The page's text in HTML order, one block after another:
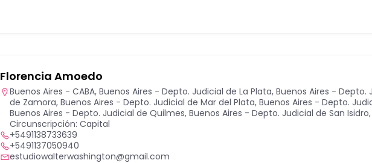
Florencia Amoedo
Buenos Aires - CABA, Buenos Aires - Depto. Judicial de La Plata, Buenos Aires - Depto.
de Zamora, Buenos Aires - Depto. Judicial de Mar del Plata, Buenos Aires - Depto.
Buenos Aires - Depto. Judicial de Quilmes, Buenos Aires - Depto. Judicial de San Isidro,
Circunscripción: Capital
+5491138733639
+5491137050940
estudiowalterwashington@gmail.com